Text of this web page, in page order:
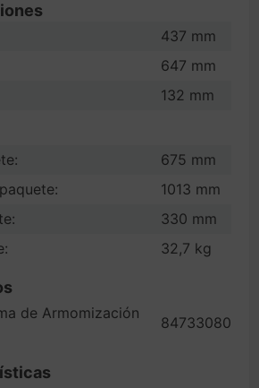
437 mm
647 mm
132 mm
675 mm
1013 mm
330 mm
32,7 kg
de Armomización
84733080